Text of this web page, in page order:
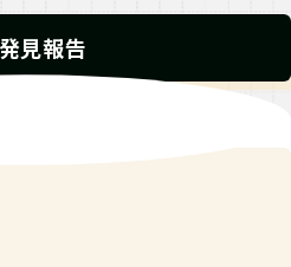
発見報告
ストが一部存在します。